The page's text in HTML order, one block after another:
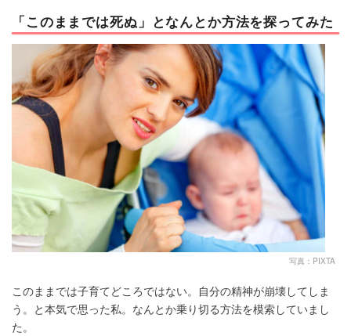
「このままでは死ぬ」となんとか方法を探ってみた
写真：PIXTA
このままでは子育てどころではない。自分の精神が崩壊してしま
う。と本気で思った私。なんとか乗り切る方法を模索していまし
た。